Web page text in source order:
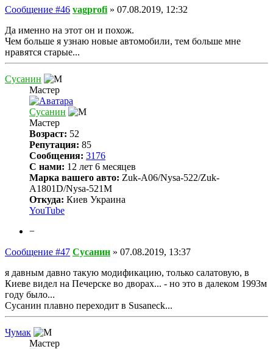
Сообщение #46 vagprofi » 07.08.2019, 12:32
Да именно на этот он и похож.
Чем больше я узнаю новые автомобили, тем больше мне
нравятся старые...
Сусанин
Мастер
Сусанин
Мастер
Возраст: 52
Репутация: 85
Сообщения: 3176
С нами: 12 лет 6 месяцев
Марка вашего авто: Zuk-A06/Nysa-522/Zuk-
A1801D/Nysa-521M
Откуда: Киев Украина
YouTube
−
Сообщение #47 Сусанин » 07.08.2019, 13:37
я давным давно такую модификацию, только салатовую, в
Киеве видел на Печерске во дворах... - но это в далеком 1993м
году было...
Сусанин плавно переходит в Susaneck...
Чумак
Мастер